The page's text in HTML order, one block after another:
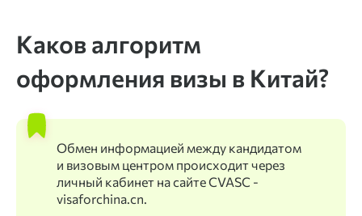
Каков алгоритм
оформления визы в Китай?
Обмен информацией между кандидатом
и визовым центром происходит через
личный кабинет на сайте CVASC -
visaforchina.cn.